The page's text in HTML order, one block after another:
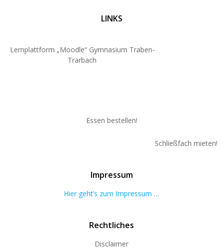
LINKS
Lernplattform „Moodle“ Gymnasium Traben-
Trarbach
Essen bestellen!
Schließfach mieten!
Impressum
Hier geht’s zum Impressum …
Rechtliches
Disclaimer